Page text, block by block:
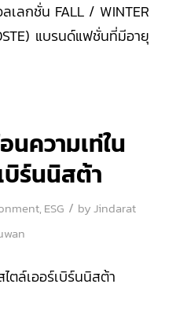
เลกชั่น FALL / WINTER
แบรนด์แฟชั่นที่มีอายุ
นความเท่ใน
บิร์นนิสต้า
, ESG / byJindarat
ตล์เออร์เบิร์นนิสต้า